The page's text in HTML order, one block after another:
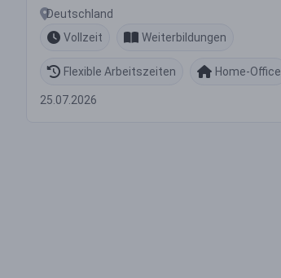
Deutschland
Vollzeit
Weiterbildungen
Flexible Arbeitszeiten Home-Office
25.07.2026